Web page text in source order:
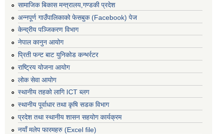
सामाजिक बिकास मन्त्रालय,गण्डकी प्रदेश
अन्नपूर्ण गाउँपालिकाको फेसबुक (Facebook) पेज
केन्द्रीय पञ्जिकरण विभाग
नेपाल कानुन आयोग
प्रिती फन्ट बाट युनिकोड कन्भर्रटर
राष्ट्रिय योजना आयोग
लोक सेवा आयोग
स्थानीय तहको लागि ICT ब्लग
स्थानीय पूर्वाधार तथा कृषि सडक विभाग
प्रदेश तथा स्थानीय शासन सहयोग कार्यक्रम
नयाँ मलेप फारमहरु (Excel file)